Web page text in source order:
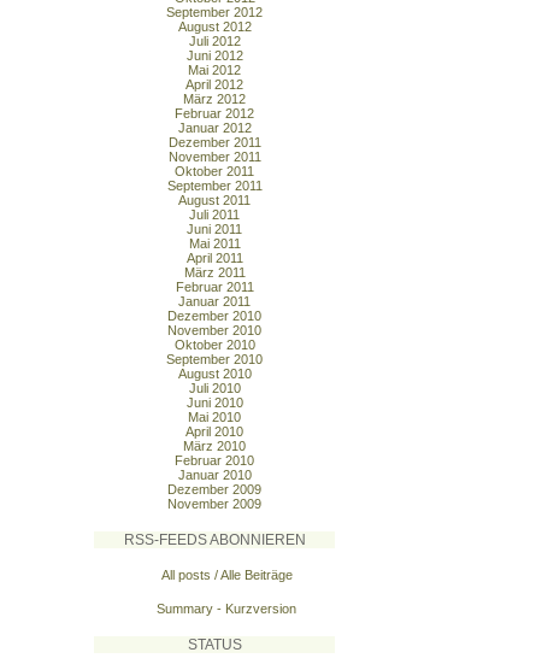
September 2012
August 2012
Juli 2012
Juni 2012
Mai 2012
April 2012
März 2012
Februar 2012
Januar 2012
Dezember 2011
November 2011
Oktober 2011
September 2011
August 2011
Juli 2011
Juni 2011
Mai 2011
April 2011
März 2011
Februar 2011
Januar 2011
Dezember 2010
November 2010
Oktober 2010
September 2010
August 2010
Juli 2010
Juni 2010
Mai 2010
April 2010
März 2010
Februar 2010
Januar 2010
Dezember 2009
November 2009
RSS-FEEDS ABONNIEREN
All posts / Alle Beiträge
Summary - Kurzversion
STATUS